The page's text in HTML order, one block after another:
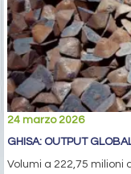
24 marzo 2026
GHISA: OUTPUT
Volumi a 222,75 milioni